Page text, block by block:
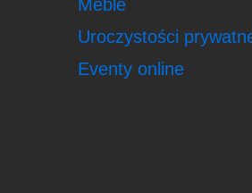
Meble
Uroczystości
Eventy online